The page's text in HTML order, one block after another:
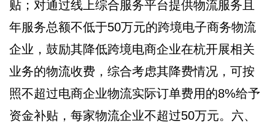
贴；对通过线上综合服务平台提供物流服务且
年服务总额不低于50万元的跨境电子商务物流
企业，鼓励其降低跨境电商企业在杭开展相关
业务的物流收费，综合考虑其降费情况，可按
照不超过电商企业物流实际订单费用的8%给予
资金补贴，每家物流企业不超过50万元。六、